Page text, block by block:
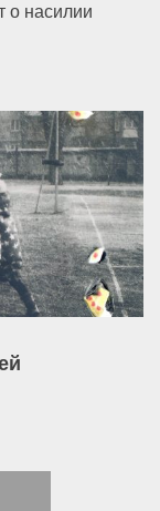
о насилии